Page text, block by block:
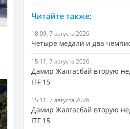
Читайте также:
18:09, 7 августа 2026
Четыре медали и два
15:11, 7 августа 2026
Дамир Жалгасбай вторую
ITF 15
15:11, 7 августа 2026
Дамир Жалгасбай вторую
ITF 15